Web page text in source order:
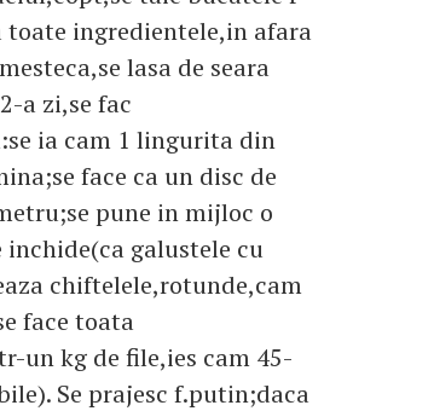
toate ingredientele,in afara
lasa de seara
a zi,se fac
ia cam 1 lingurita din
face ca un disc de
pune in mijloc o
galustele cu
chiftelele,rotunde,cam
face toata
un kg de file,ies cam 45-
Se prajesc f.putin;daca